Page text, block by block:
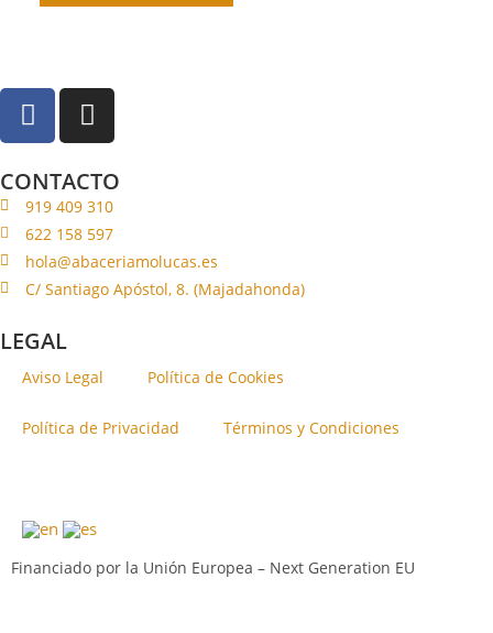
CONTACTO
919 409 310
622 158 597
hola@abaceriamolucas.es
C/ Santiago Apóstol, 8. (Majadahonda)
LEGAL
Aviso Legal Política de Cookies
Política de Privacidad Términos y Condiciones
Financiado por la Unión Europea – Next Generation EU